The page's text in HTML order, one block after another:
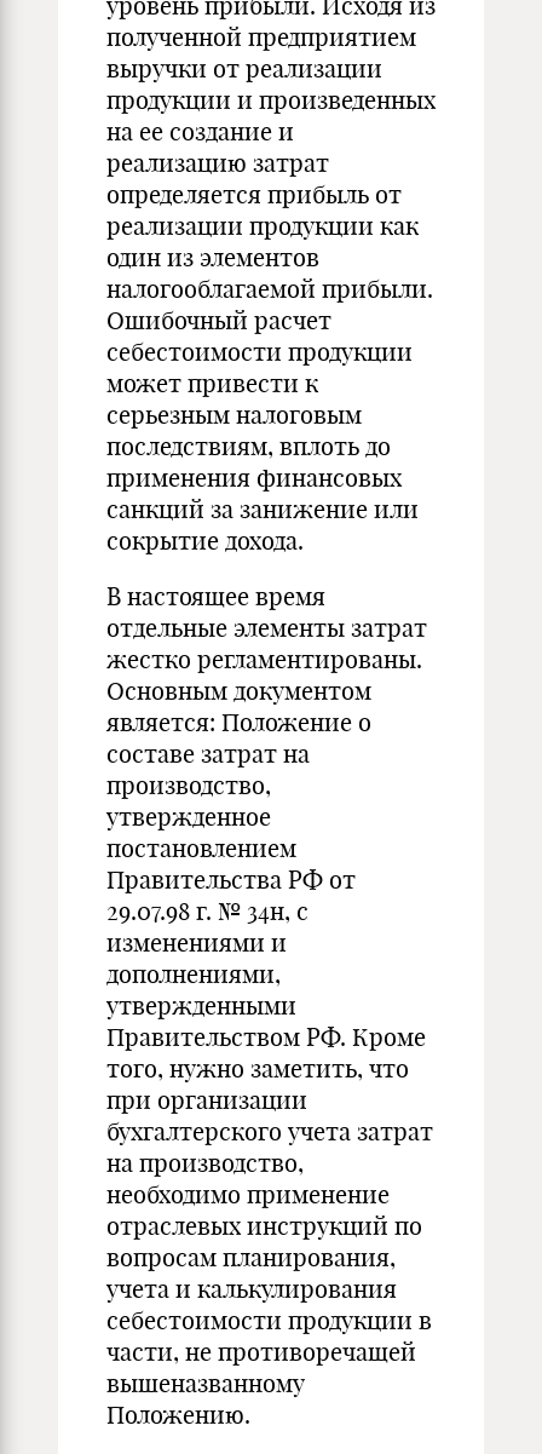
полученной предприятием
выручки от реализации
продукции и произведенных
на ее создание и
реализацию затрат
определяется прибыль от
реализации продукции как
один из элементов
налогооблагаемой прибыли.
Ошибочный расчет
себестоимости продукции
может привести к
серьезным налоговым
последствиям, вплоть до
применения финансовых
санкций за занижение или
сокрытие дохода.
В настоящее время
отдельные элементы затрат
жестко регламентированы.
Основным документом
является: Положение о
составе затрат на
производство,
утвержденное
постановлением
Правительства РФ от
29.07.98 г. № 34н, с
изменениями и
дополнениями,
утвержденными
Правительством РФ. Кроме
того, нужно заметить, что
при организации
бухгалтерского учета затрат
на производство,
необходимо применение
отраслевых инструкций по
вопросам планирования,
учета и калькулирования
себестоимости продукции в
части, не противоречащей
вышеназванному
Положению.